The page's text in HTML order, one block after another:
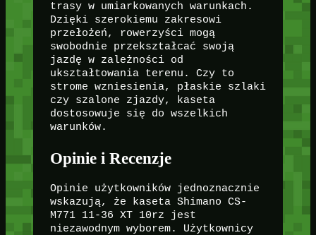
trasy w umiarkowanych warunkach.
Dzięki szerokiemu zakresowi
przełożeń, rowerzyści mogą
swobodnie przekształcać swoją
jazdę w zależności od
ukształtowania terenu. Czy to
strome wzniesienia, płaskie szlaki
czy szalone zjazdy, kaseta
dostosowuje się do wszelkich
warunków.
Opinie i Recenzje
Opinie użytkowników jednoznacznie
wskazują, że kaseta Shimano CS-
M771 11-36 XT 10rz jest
niezawodnym wyborem. Użytkownicy